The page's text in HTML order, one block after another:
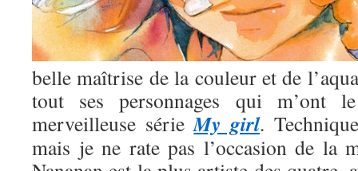
belle maîtrise de la couleur et de
tout ses personnages qui m’ont
merveilleuse sérieMy girl.
mais je ne rate pas l’occasion de la